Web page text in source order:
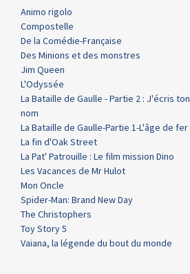
Animo rigolo
Compostelle
De la Comédie-Française
Des Minions et des monstres
Jim Queen
L'Odyssée
La Bataille de Gaulle - Partie 2 : J'écris ton
nom
La Bataille de Gaulle-Partie 1-L'âge de fer
La fin d'Oak Street
La Pat' Patrouille : Le film mission Dino
Les Vacances de Mr Hulot
Mon Oncle
Spider-Man: Brand New Day
The Christophers
Toy Story 5
Vaiana, la légende du bout du monde